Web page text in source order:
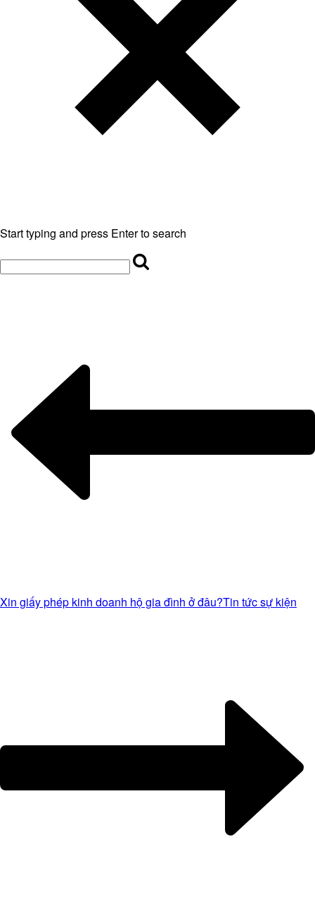
Start typing and press Enter to search
Xin giấy phép kinh doanh hộ gia đình ở đâu?Tin tức sự kiện